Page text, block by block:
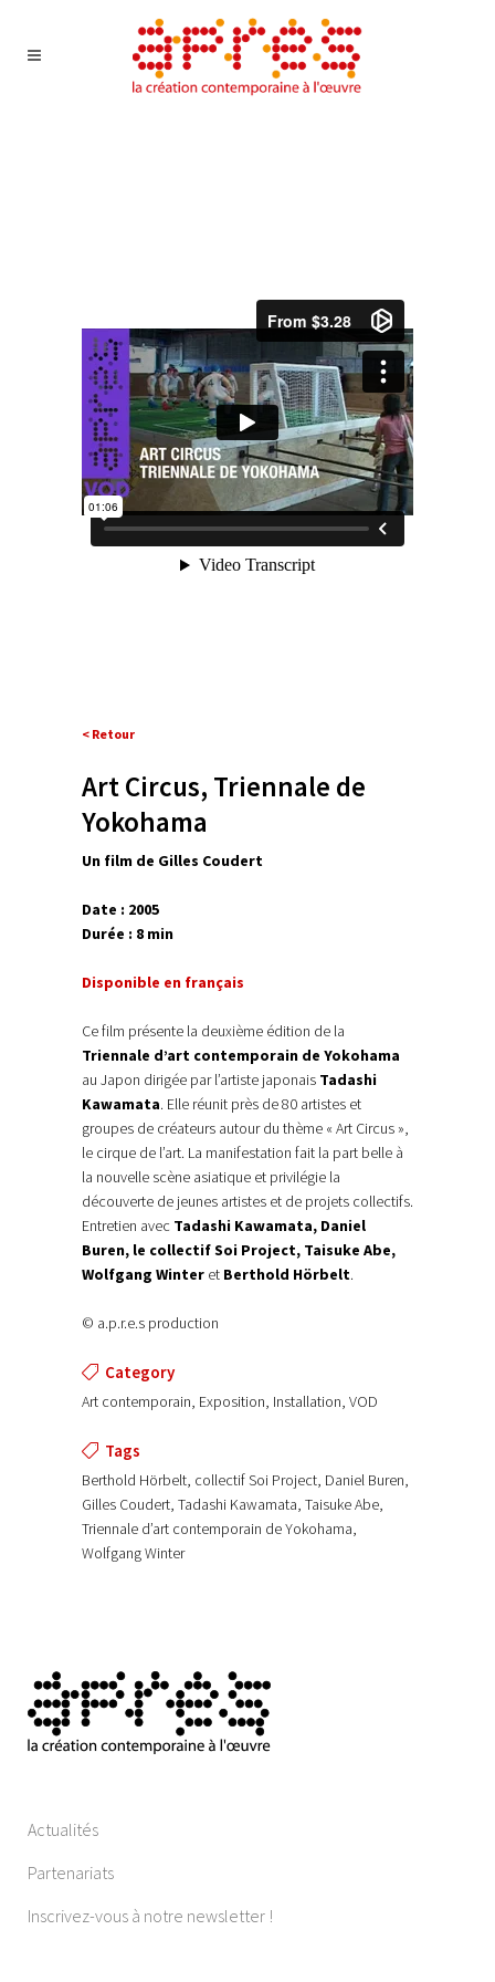
< Retour
Art Circus, Triennale de
Yokohama
Un film de Gilles Coudert
Date : 2005
Durée : 8 min
Disponible en français
Ce film présente la deuxième édition de la
Triennale d’art contemporain de Yokohama
au Japon dirigée par l’artiste japonais Tadashi
Kawamata. Elle réunit près de 80 artistes et
groupes de créateurs autour du thème « Art Circus »,
le cirque de l’art. La manifestation fait la part belle à
la nouvelle scène asiatique et privilégie la
découverte de jeunes artistes et de projets collectifs.
Entretien avec Tadashi Kawamata, Daniel
Buren, le collectif Soi Project, Taisuke Abe,
Wolfgang Winter et Berthold Hörbelt.
© a.p.r.e.s production
Category
Art contemporain, Exposition, Installation, VOD
Tags
Berthold Hörbelt, collectif Soi Project, Daniel Buren,
Gilles Coudert, Tadashi Kawamata, Taisuke Abe,
Triennale d’art contemporain de Yokohama,
Wolfgang Winter
Actualités
Partenariats
Inscrivez-vous à notre newsletter !